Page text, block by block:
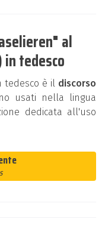
al
tedesco
tedesco è il discorso
usati nella lingua
dedicata all'uso